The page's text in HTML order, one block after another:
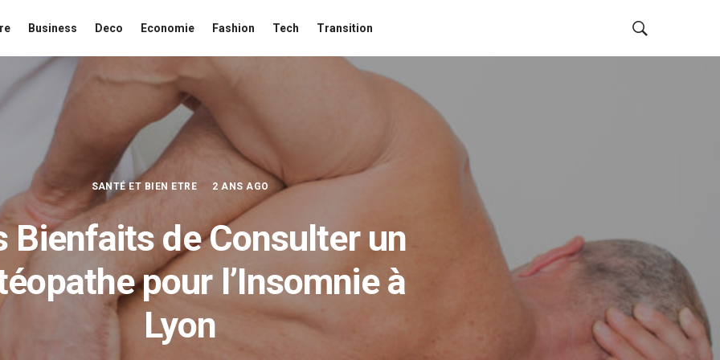
Business Deco Economie Fashion Tech Transition
SANTÉ ET BIEN ETRE 2 ANS AGO
Bienfaits de Consulter un
pour l’Insomnie à
Lyon